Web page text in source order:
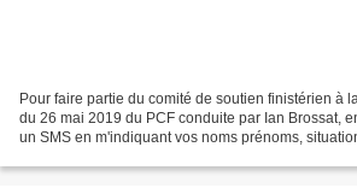
Pour faire partie du comité de soutien finistérien à
du 26 mai 2019 du PCF conduite par Ian Brossat,
un SMS en m'indiquant vos noms prénoms,